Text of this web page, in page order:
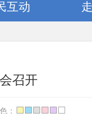
互动
召开
：